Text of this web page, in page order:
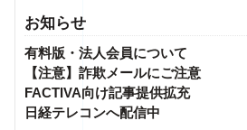
お知らせ
有料版・法人会員について
【注意】詐欺メールにご注意
FACTIVA向け記事提供拡充
日経テレコンへ配信中